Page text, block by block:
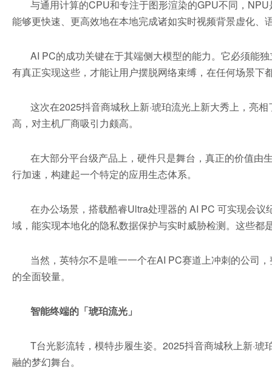
与通用计算的CPU和专注于图形渲染的GPU不同，
能够更快速、更高效地在本地完成诸如实时视频背景虚化
AI PC的成功关键在于其端侧大模型的能力。它必须能
有真正实现这些，才能让用户摆脱网络束缚，在任何场景
这次在2025抖音商城秋上新·琥珀流光上新大秀上，亮
高，对主机厂商吸引力颇高。
在大部分平台级产品上，硬件只是舞台，真正的价值由
行加速，构建起一个特定的应用生态体系。
在办公场景，搭载酷睿Ultra处理器的 AI PC 可实现会
域，能实现本地化的隐私数据保护与实时威胁检测。这些都
当然，英特尔不是唯一一个在AI PC赛道上冲刺的公司
的全面较量。
智能终端的「琥珀流光」
T台光影流转，模特步履生姿。2025抖音商城秋上新·琥
融的梦幻舞台。